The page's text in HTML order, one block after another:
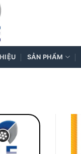
SẢN PHẨM